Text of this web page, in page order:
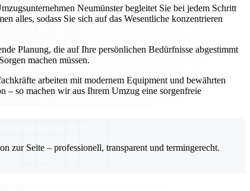
Neumünster begleitet Sie bei jedem Schritt
alles, sodass Sie sich auf das Wesentliche konzentrieren
Planung, die auf Ihre persönlichen Bedürfnisse abgestimmt
machen müssen.
arbeiten mit modernem Equipment und bewährten
– so machen wir aus Ihrem Umzug eine sorgenfreie
zur Seite – professionell, transparent und termingerecht.